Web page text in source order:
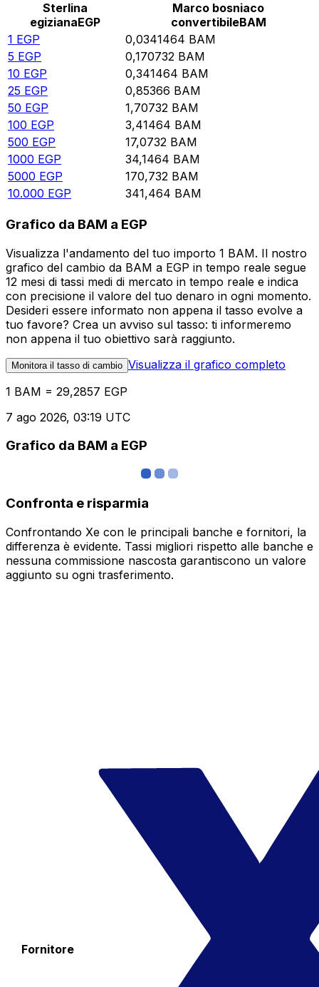
Sterlina
egizianaEGP
Marco bosniaco
convertibileBAM
1 EGP 0,0341464 BAM
5 EGP 0,170732 BAM
10 EGP 0,341464 BAM
25 EGP 0,85366 BAM
50 EGP 1,70732 BAM
100 EGP 3,41464 BAM
500 EGP 17,0732 BAM
1000 EGP 34,1464 BAM
5000 EGP 170,732 BAM
10.000 EGP 341,464 BAM
Grafico da BAM a EGP
Visualizza l'andamento del tuo importo 1 BAM. Il nostro
grafico del cambio da BAM a EGP in tempo reale segue
12 mesi di tassi medi di mercato in tempo reale e indica
con precisione il valore del tuo denaro in ogni momento.
Desideri essere informato non appena il tasso evolve a
tuo favore? Crea un avviso sul tasso: ti informeremo
non appena il tuo obiettivo sarà raggiunto.
Monitora il tasso di cambio Visualizza il grafico completo
1 BAM = 29,2857 EGP
7 ago 2026, 03:19 UTC
Grafico da BAM a EGP
Confronta e risparmia
Confrontando Xe con le principali banche e fornitori, la
differenza è evidente. Tassi migliori rispetto alle banche e
nessuna commissione nascosta garantiscono un valore
aggiunto su ogni trasferimento.
Fornitore